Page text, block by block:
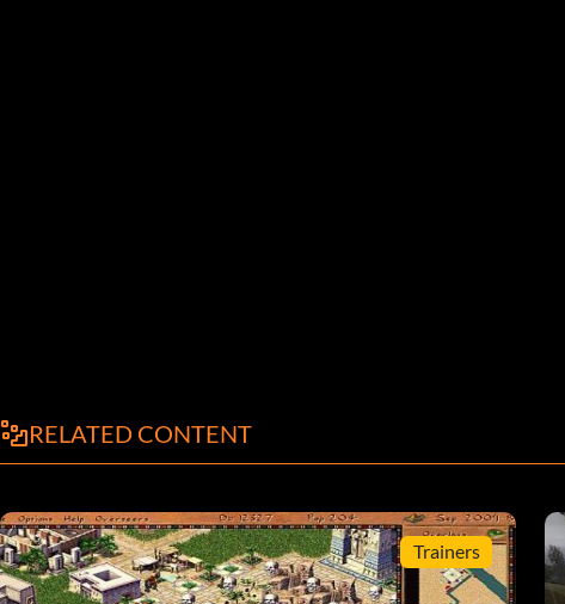
RELATED CONTENT
Trainers